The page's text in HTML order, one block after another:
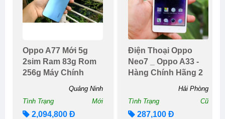
Oppo A77 Mới 5g
2sim Ram 83g Rom
256g Máy Chính
Quảng Ninh
Tình Trạng
Mới
2,094,800 Đ
Điện Thoại Oppo
Neo7 _ Oppo A33 -
Hàng Chính Hãng 2
Hải Phòng
Tình Trạng
Cũ
287,100 Đ